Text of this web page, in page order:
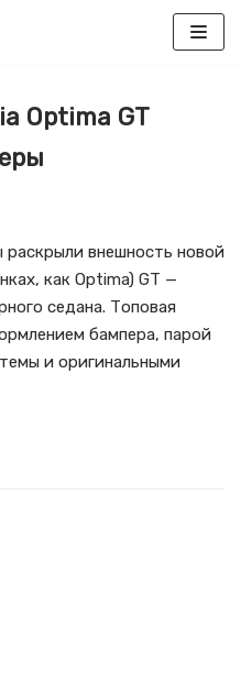
Optima GT
внешность новой
как Optima) GT —
седана. Топовая
бампера, парой
и оригинальными